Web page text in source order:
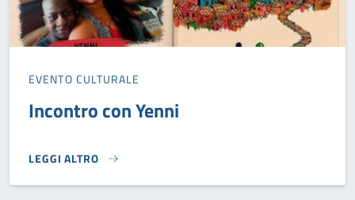
EVENTO CULTURALE
Incontro con Yenni
LEGGI ALTRO
INCONTRO CON YENNI}